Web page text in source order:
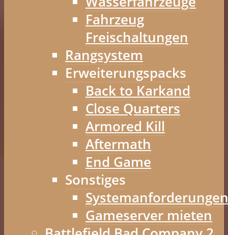
Fahrzeug
Freischaltungen
Rangsystem
Erweiterungspacks
Back to Karkand
Close Quarters
Armored Kill
Aftermath
End Game
Sonstiges
Systemanforderungen
Gameserver mieten